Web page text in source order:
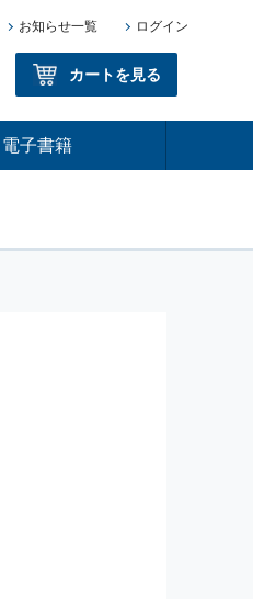
お知らせ一覧 ログイン
カートを見る
電子書籍